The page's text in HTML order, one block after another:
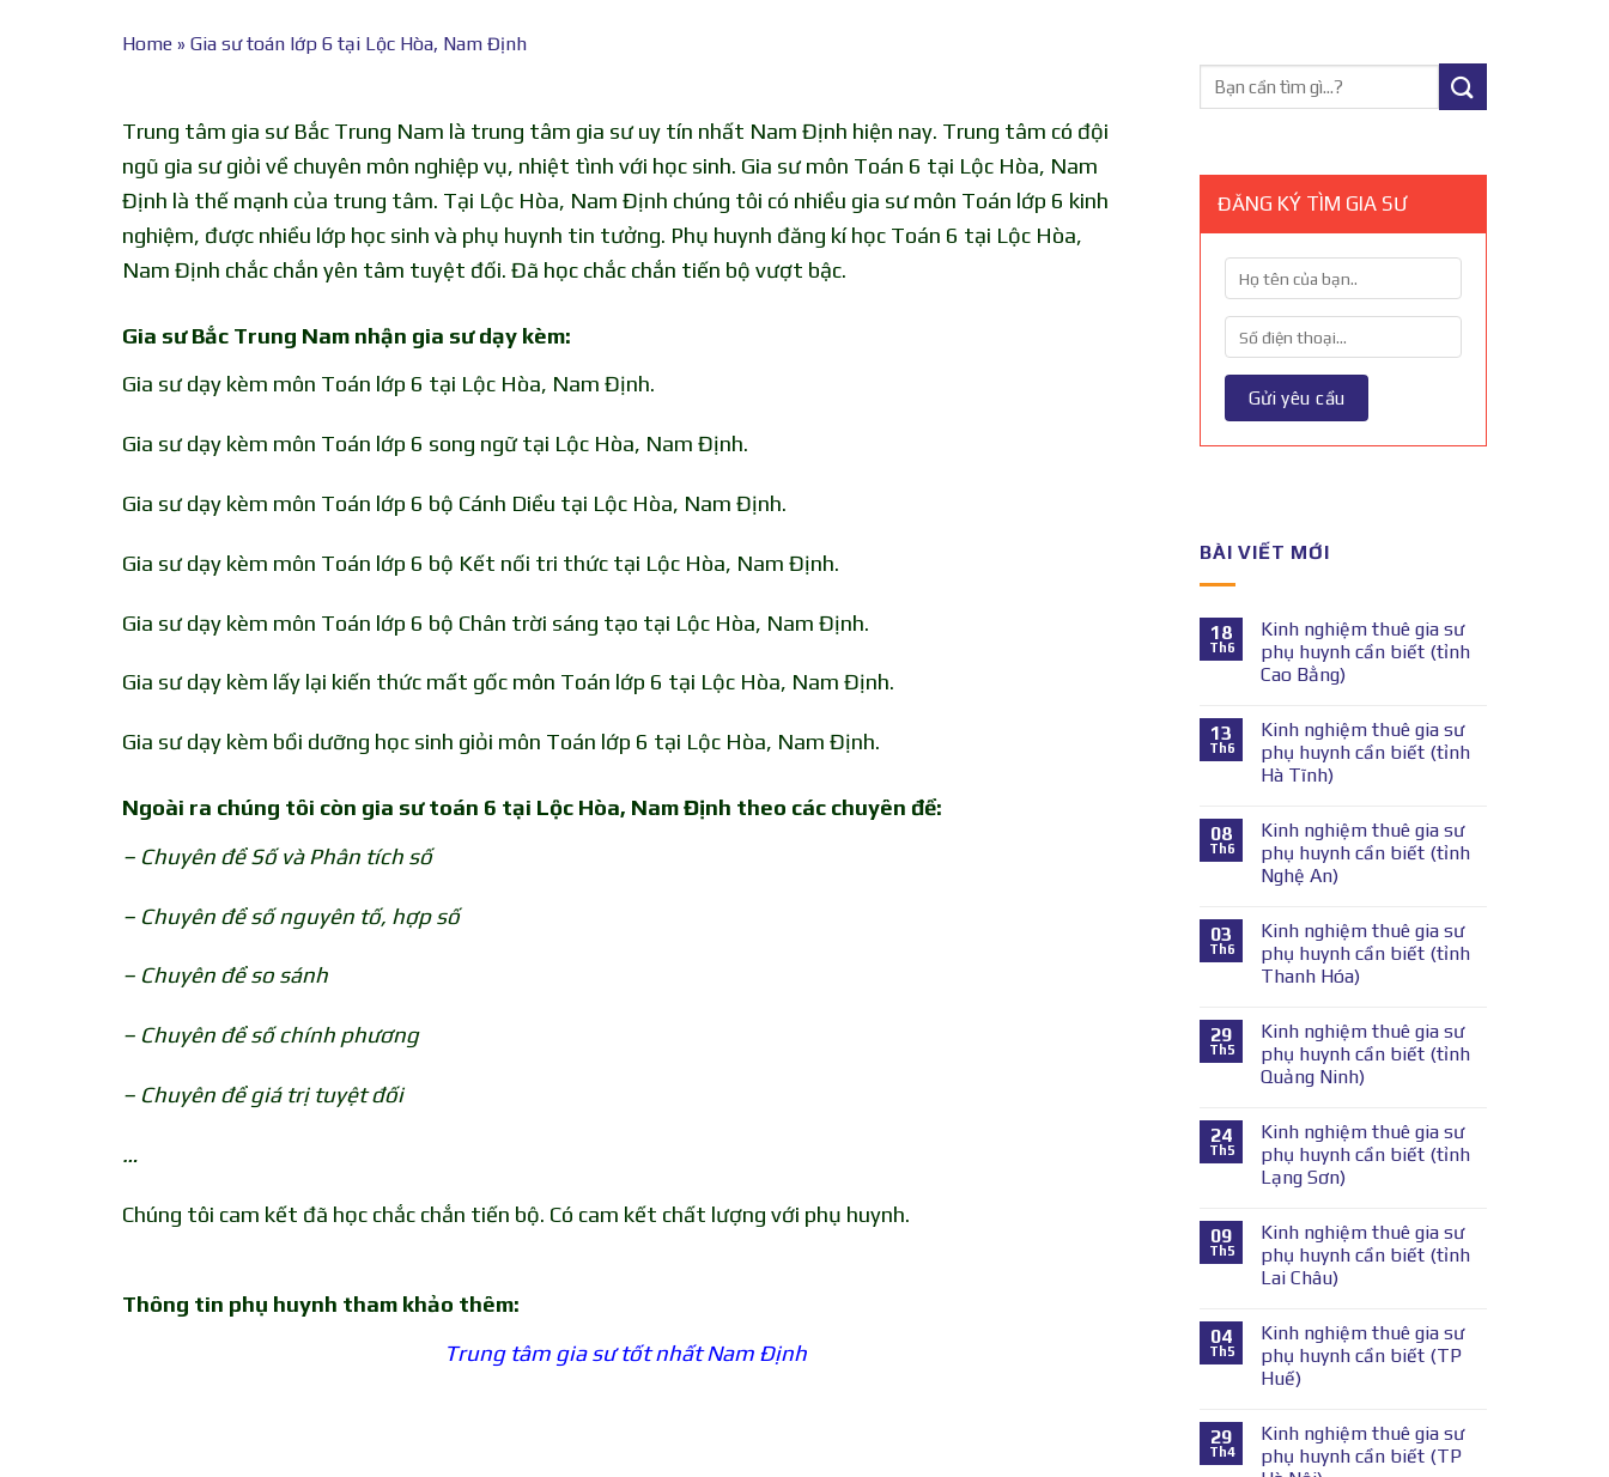
Home » Gia sư toán lớp 6 tại Lộc Hòa, Nam Định
Trung tâm gia sư Bắc Trung Nam là trung tâm gia sư uy tín nhất Nam Định hiện nay. Trung tâm có đội
ngũ gia sư giỏi về chuyên môn nghiệp vụ, nhiệt tình với học sinh. Gia sư môn Toán 6 tại Lộc Hòa, Nam
Định là thế mạnh của trung tâm. Tại Lộc Hòa, Nam Định chúng tôi có nhiều gia sư môn Toán lớp 6 kinh
nghiệm, được nhiều lớp học sinh và phụ huynh tin tưởng. Phụ huynh đăng kí học Toán 6 tại Lộc Hòa,
Nam Định chắc chắn yên tâm tuyệt đối. Đã học chắc chắn tiến bộ vượt bậc.
Gia sư Bắc Trung Nam nhận gia sư dạy kèm:
Gia sư dạy kèm môn Toán lớp 6 tại Lộc Hòa, Nam Định.
Gia sư dạy kèm môn Toán lớp 6 song ngữ tại Lộc Hòa, Nam Định.
Gia sư dạy kèm môn Toán lớp 6 bộ Cánh Diều tại Lộc Hòa, Nam Định.
Gia sư dạy kèm môn Toán lớp 6 bộ Kết nối tri thức tại Lộc Hòa, Nam Định.
Gia sư dạy kèm môn Toán lớp 6 bộ Chân trời sáng tạo tại Lộc Hòa, Nam Định.
Gia sư dạy kèm lấy lại kiến thức mất gốc môn Toán lớp 6 tại Lộc Hòa, Nam Định.
Gia sư dạy kèm bồi dưỡng học sinh giỏi môn Toán lớp 6 tại Lộc Hòa, Nam Định.
Ngoài ra chúng tôi còn gia sư toán 6 tại Lộc Hòa, Nam Định theo các chuyên đề:
– Chuyên đề Số và Phân tích số
– Chuyên đề số nguyên tố, hợp số
– Chuyên đề so sánh
– Chuyên đề số chính phương
– Chuyên đề giá trị tuyệt đối
…
Chúng tôi cam kết đã học chắc chắn tiến bộ. Có cam kết chất lượng với phụ huynh.
Thông tin phụ huynh tham khảo thêm:
Trung tâm gia sư tốt nhất Nam Định
ĐĂNG KÝ TÌM GIA SƯ
BÀI VIẾT MỚI
18
Th6
Kinh nghiệm thuê gia sư
phụ huynh cần biết (tỉnh
Cao Bằng)
13
Th6
Kinh nghiệm thuê gia sư
phụ huynh cần biết (tỉnh
Hà Tĩnh)
08
Th6
Kinh nghiệm thuê gia sư
phụ huynh cần biết (tỉnh
Nghệ An)
03
Th6
Kinh nghiệm thuê gia sư
phụ huynh cần biết (tỉnh
Thanh Hóa)
29
Th5
Kinh nghiệm thuê gia sư
phụ huynh cần biết (tỉnh
Quảng Ninh)
24
Th5
Kinh nghiệm thuê gia sư
phụ huynh cần biết (tỉnh
Lạng Sơn)
09
Th5
Kinh nghiệm thuê gia sư
phụ huynh cần biết (tỉnh
Lai Châu)
04
Th5
Kinh nghiệm thuê gia sư
phụ huynh cần biết (TP
Huế)
29
Th4
Kinh nghiệm thuê gia sư
phụ huynh cần biết (TP